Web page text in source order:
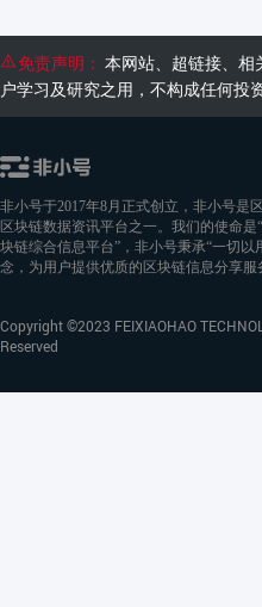
免责声明： 本网站、超链接、相
户学习及研究之用，不构成任何投
非小号于2017年8月正式创立，非小号是
区块链数据资讯平台之一。我们的使命是
块链综合信息平台”，非小号秉承“一切以
念，为用户提供优质的区块链信息分享服
Copyright ©2023 FEIXIAOHAO
Reserved